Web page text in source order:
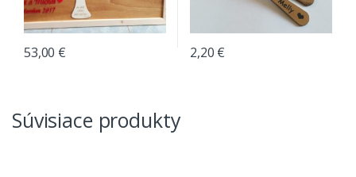
53,00 € 2,20 €
Súvisiace produkty